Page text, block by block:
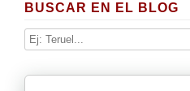
BUSCAR EN EL BLOG